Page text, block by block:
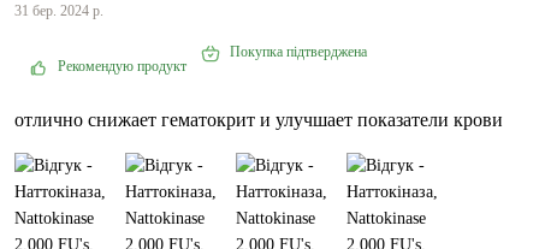
31 бер. 2024 р.
Рекомендую продукт
Покупка підтверджена
отлично снижает гематокрит и улучшает показатели крови